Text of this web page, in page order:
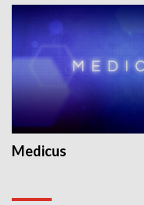
Medicus